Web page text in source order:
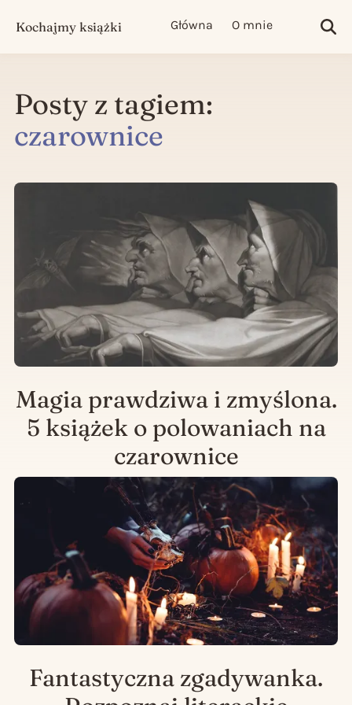
Kochajmy książki Główna O mnie
Posty z tagiem:
czarownice
Magia prawdziwa i zmyślona.
5 książek o polowaniach na
czarownice
Fantastyczna zgadywanka.